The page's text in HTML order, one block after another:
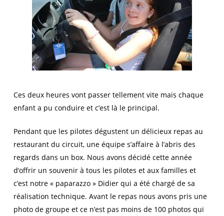
Ces deux heures vont passer tellement vite mais chaque
enfant a pu conduire et c’est là le principal.
Pendant que les pilotes dégustent un délicieux repas au
restaurant du circuit, une équipe s’affaire à l’abris des
regards dans un box. Nous avons décidé cette année
d’offrir un souvenir à tous les pilotes et aux familles et
c’est notre « paparazzo » Didier qui a été chargé de sa
réalisation technique. Avant le repas nous avons pris une
photo de groupe et ce n’est pas moins de 100 photos qui